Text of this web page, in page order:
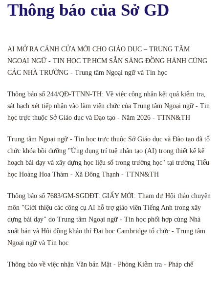
Thông báo của Sở GD
AI MỞ RA CÁNH CỬA MỚI CHO GIÁO DỤC – TRUNG TÂM
NGOẠI NGỮ - TIN HỌC TP.HCM SẴN SÀNG ĐỒNG HÀNH CÙNG
CÁC NHÀ TRƯỜNG - Trung tâm Ngoại ngữ và Tin học
Thông báo số 244/QĐ-TTNN-TH: Về việc công nhận kết quả kiểm tra,
sát hạch xét tiếp nhận vào làm viên chức của Trung tâm Ngoại ngữ - Tin
học trực thuộc Sở Giáo dục và Đạo tạo - Năm 2026 - TTNN&TH
Trung tâm Ngoại ngữ - Tin học trực thuộc Sở Giáo dục và Đào tạo đã tổ
chức khóa bồi dưỡng "Ứng dụng trí tuệ nhân tạo (AI) trong thiết kế kế
hoạch bài dạy và xây dựng học liệu số trong trường học" tại trường Tiểu
học Hoàng Hoa Thám - Xã Đông Thạnh - TTNN&TH
Thông báo số 7683/GM-SGDĐT: GIẤY MỜI: Tham dự Hội thảo chuyên
môn "Giới thiệu các công cụ AI hỗ trợ giáo viên Tiếng Anh trong xây
dựng bài dạy" do Trung tâm Ngoại ngữ - Tin học phối hợp cùng Nhà
xuất bản và Hội đồng khảo thí Đại học Cambridge tổ chức - Trung tâm
Ngoại ngữ và Tin học
Thông báo về việc nhận Văn bản Mật - Phòng Kiểm tra - Pháp chế